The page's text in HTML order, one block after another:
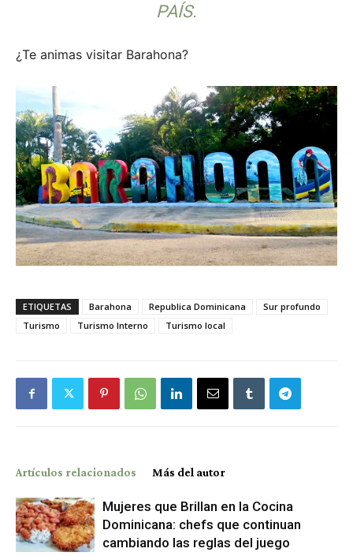
PAÍS.
¿Te animas visitar Barahona?
ETIQUETAS Barahona Republica Dominicana
Sur profundo
Turismo
Turismo Interno Turismo local
Artículos relacionados Más del autor
Mujeres que Brillan en la Cocina
Dominicana: chefs que continuan
cambiando las reglas del juego